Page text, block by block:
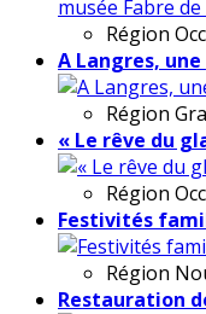
Région
A Langres,
Région
« Le rêve du
Région
Festivités
Région
Restauration